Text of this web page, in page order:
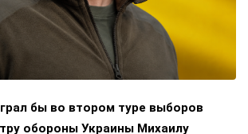
бы во втором туре выборов
обороны Украины Михаилу